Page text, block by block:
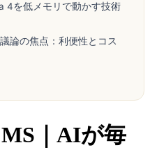
4を低メモリで動かす技術
論の焦点：利便性とコス
｜AIが毎